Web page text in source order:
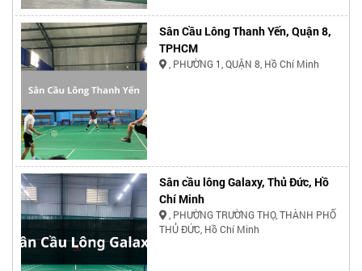
Sân Cầu Lông Thanh Yến, Quận 8,
TPHCM
, PHƯỜNG 1, QUẬN 8, Hồ Chí Minh
Sân cầu lông Galaxy, Thủ Đức, Hồ
Chí Minh
, PHƯỜNG TRƯỜNG THỌ, THÀNH PHỐ
THỦ ĐỨC, Hồ Chí Minh